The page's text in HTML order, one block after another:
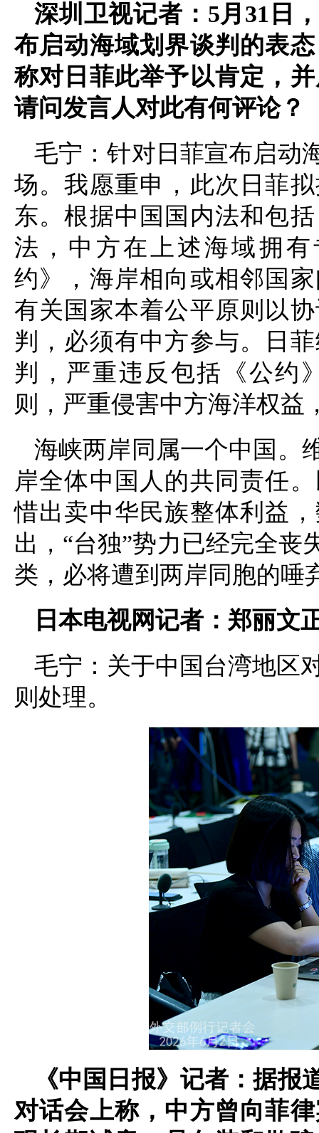
深圳卫视记者：5月31日
布启动海域划界谈判的表
称对日菲此举予以肯定，
请问发言人对此有何评论？
毛宁：针对日菲宣布启动
场。我愿重申，此次日菲
东。根据中国国内法和包
法，中方在上述海域拥
约》，海岸相向或相邻国
有关国家本着公平原则以
判，必须有中方参与。日
判，严重违反包括《公约
则，严重侵害中方海洋权益
海峡两岸同属一个中国。
岸全体中国人的共同责任
惜出卖中华民族整体利益
出，“台独”势力已经完全丧
类，必将遭到两岸同胞的唾
日本电视网记者：郑丽文
毛宁：关于中国台湾地区
则处理。
《中国日报》记者：据
对话会上称，中方曾向菲